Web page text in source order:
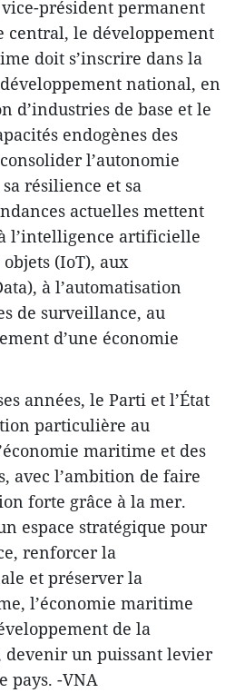
président permanent
central, le développement
doit s’inscrire dans la
national, en
d’industries de base et le
endogènes des
l’autonomie
résilience et sa
actuelles mettent
l’intelligence artificielle
(IoT), aux
à l’automatisation
de surveillance, au
d’une économie
années, le Parti et l’État
particulière au
maritime et des
avec l’ambition de faire
forte grâce à la mer.
espace stratégique pour
renforcer la
et préserver la
l’économie maritime
de la
devenir un puissant levier
pays. -VNA